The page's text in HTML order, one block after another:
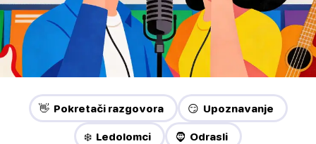
👋 Pokretači razgovora 😏 Upoznavanje
❄️ Ledolomci 🧔 Odrasli